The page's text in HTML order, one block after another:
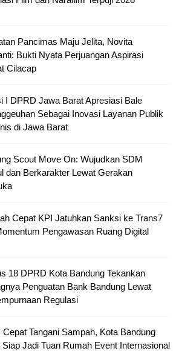
Pancimas Maju Jelita, Novita
Bukti Nyata Perjuangan Aspirasi
Cilacap
I DPRD Jawa Barat Apresiasi Bale
Sebagai Inovasi Layanan Publik
di Jawa Barat
Scout Move On: Wujudkan SDM
dan Berkarakter Lewat Gerakan
Cepat KPI Jatuhkan Sanksi ke Trans7
Pengawasan Ruang Digital
18 DPRD Kota Bandung Tekankan
Penguatan Bank Bandung Lewat
Regulasi
Cepat Tangani Sampah, Kota Bandung
Siap Jadi Tuan Rumah Event Internasional